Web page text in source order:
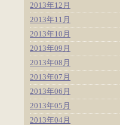
2013年12月
2013年11月
2013年10月
2013年09月
2013年08月
2013年07月
2013年06月
2013年05月
2013年04月